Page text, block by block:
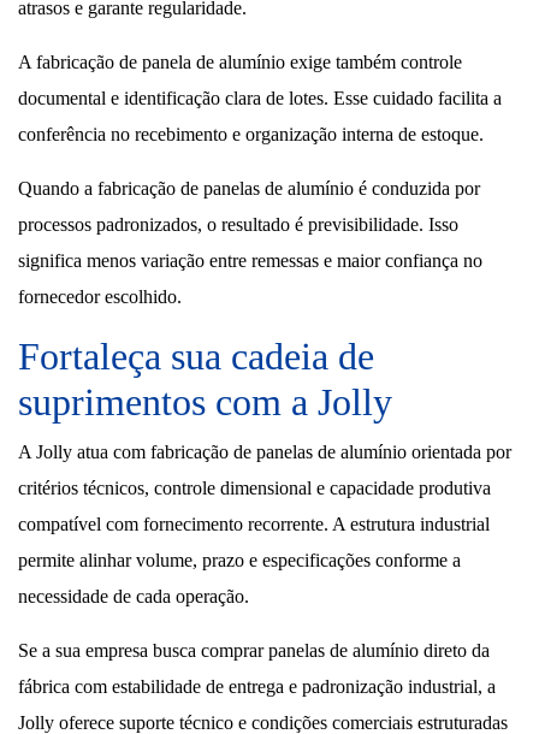
atrasos e garante regularidade.
A fabricação de panela de alumínio exige também controle
documental e identificação clara de lotes. Esse cuidado facilita a
conferência no recebimento e organização interna de estoque.
Quando a fabricação de panelas de alumínio é conduzida por
processos padronizados, o resultado é previsibilidade. Isso
significa menos variação entre remessas e maior confiança no
fornecedor escolhido.
Fortaleça sua cadeia de
suprimentos com a Jolly
A Jolly atua com fabricação de panelas de alumínio orientada por
critérios técnicos, controle dimensional e capacidade produtiva
compatível com fornecimento recorrente. A estrutura industrial
permite alinhar volume, prazo e especificações conforme a
necessidade de cada operação.
Se a sua empresa busca comprar panelas de alumínio direto da
fábrica com estabilidade de entrega e padronização industrial, a
Jolly oferece suporte técnico e condições comerciais estruturadas